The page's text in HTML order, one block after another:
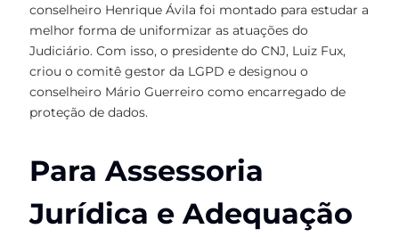
conselheiro Henrique Ávila foi montado para estudar a
melhor forma de uniformizar as atuações do
Judiciário. Com isso, o presidente do CNJ, Luiz Fux,
criou o comitê gestor da LGPD e designou o
conselheiro Mário Guerreiro como encarregado de
proteção de dados.
Para Assessoria
Jurídica e Adequação